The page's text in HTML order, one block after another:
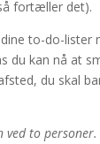
fortæller det).
to-do-lister
du kan nå at
du skal
ved to